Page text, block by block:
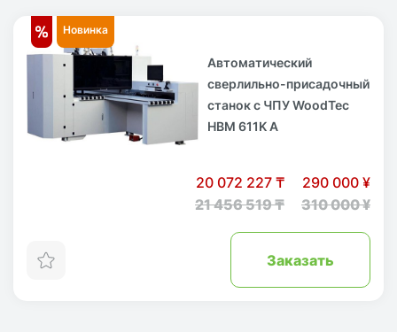
Новинка
Автоматический
сверлильно-присадочный
станок с ЧПУ WoodTec
HBM 611K A
20 072 227 ₸
21 456 519 ₸
290 000 ¥
310 000 ¥
Заказать